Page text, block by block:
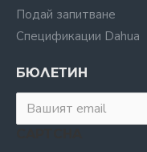
Подай запитване
Спецификации Dahua
БЮЛЕТИН